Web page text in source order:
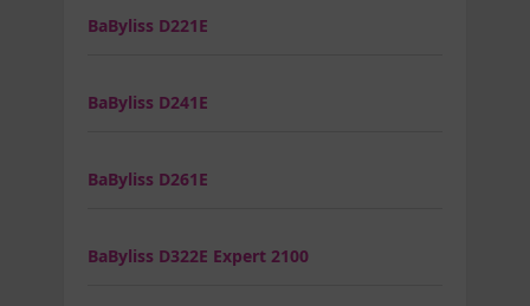
BaByliss D221E
BaByliss D241E
BaByliss D261E
BaByliss D322E Expert 2100